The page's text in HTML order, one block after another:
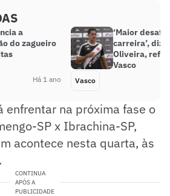
a
do zagueiro
Há 1 ano
‘Maior
carreira’, diz
Oliveira,
Vasco
Vasco
enfrentar na próxima fase o
SP x Ibrachina-SP,
acontece nesta quarta, às
CONTINUA
APÓS A
PUBLICIDADE